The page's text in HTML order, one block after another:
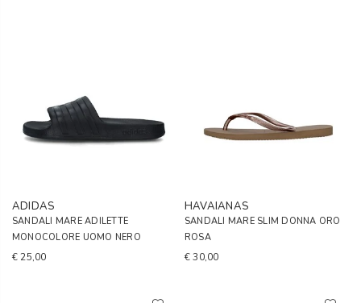
ADIDAS
SANDALI MARE ADILETTE
MONOCOLORE UOMO NERO
€ 25,00
HAVAIANAS
SANDALI MARE SLIM DONNA ORO
ROSA
€ 30,00